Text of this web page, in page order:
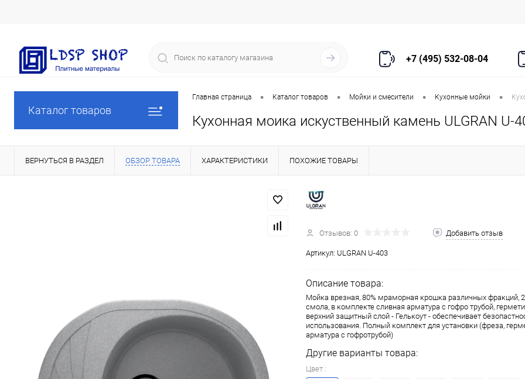
+7 (495) 532-08-04
Каталог товаров
Главная страница • Каталог товаров • Мойки и смесители • Кухонные мойки •
Кухонная моика искуственный камень ULGRAN U-
ВЕРНУТЬСЯ В РАЗДЕЛ ОБЗОР ТОВАРА ХАРАКТЕРИСТИКИ ПОХОЖИЕ ТОВАРЫ
Отзывов: 0 Добавить отзыв
Артикул: ULGRAN U-403
Описание товара:
Мойка врезная, 80% мраморная крошка различных фракций,
смола, в комплекте сливная арматура c гофро трубой,
верхний защитный слой - Гелькоут - обеспечивает
использования. Полный комплект для установки (фреза,
арматура с гофротрубой)
Другие варианты товара:
Цвет :